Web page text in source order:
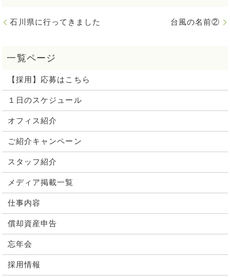
石川県に行ってきました 台風の名前②
【採用】応募はこちら
１日のスケジュール
オフィス紹介
ご紹介キャンペーン
スタッフ紹介
メディア掲載一覧
仕事内容
償却資産申告
忘年会
採用情報